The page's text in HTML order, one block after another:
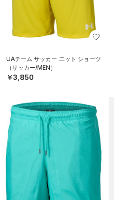
UAチーム サッカー 二ット ショーツ
（サッカー/MEN）
￥3,850